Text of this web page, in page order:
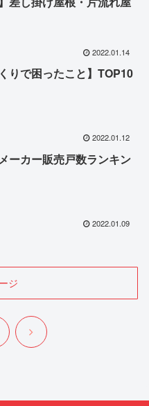
2022.01.14
くりで困ったこと】TOP10
2022.01.12
ーカー販売戸数ランキン
2022.01.09
ジ
次